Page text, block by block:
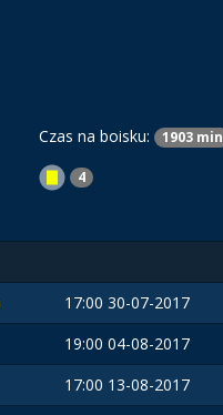
Czas na boisku: 1903 min
4
17:00 30-07-2017
19:00 04-08-2017
17:00 13-08-2017